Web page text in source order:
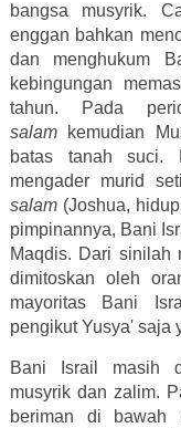
bangsa musyrik.
enggan bahkan
dan menghukum
kebingungan
tahun. Pada
salam kemudian
batas tanah suci.
mengader murid
salam (Joshua,
pimpinannya, Bani
Maqdis. Dari sinilah
dimitoskan oleh
mayoritas Bani
pengikut Yusya' saja
Bani Israil masih
musyrik dan zalim.
beriman di bawah